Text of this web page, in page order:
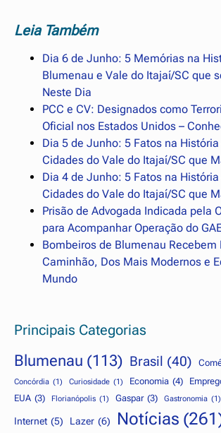
Leia Também
Dia 6 de Junho: 5 Memórias na
Blumenau e Vale do Itajaí/SC que
Neste Dia
PCC e CV: Designados como
Oficial nos Estados Unidos –
Dia 5 de Junho: 5 Fatos na
Cidades do Vale do Itajaí/SC que
Dia 4 de Junho: 5 Fatos na
Cidades do Vale do Itajaí/SC que
Prisão de Advogada Indicada pela
para Acompanhar Operação do
Bombeiros de Blumenau Recebem
Caminhão, Dos Mais Modernos e
Mundo
Principais Categorias
Blumenau (113) Brasil (40)
Concórdia (1) Curiosidade (1) Economia (4)
EUA (3) Florianópolis (1) Gaspar (3) Gastronomia (1)
Internet (5) Lazer (6) Notícias